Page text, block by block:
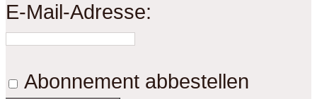
E-Mail-Adresse:
Abonnement abbestellen